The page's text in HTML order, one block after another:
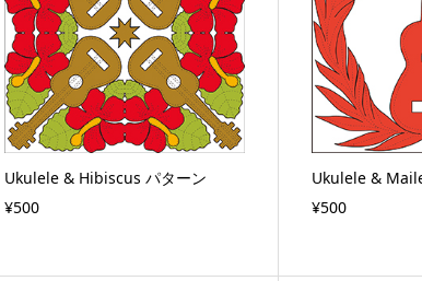
Ukulele & Hibiscus パターン
¥500
Ukulele &
¥500